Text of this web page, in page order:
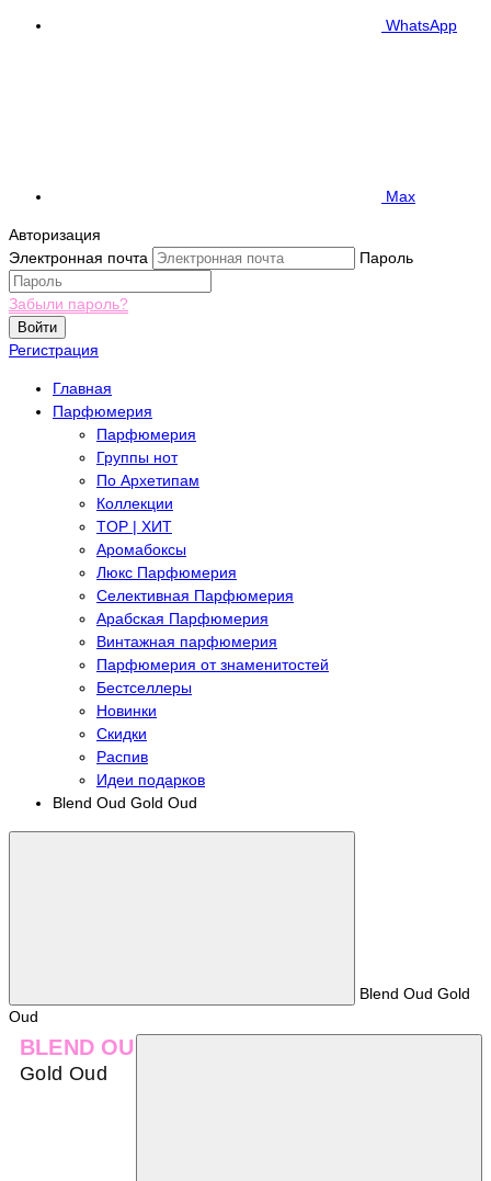
WhatsApp
Max
Авторизация
Электронная почта
Пароль
Забыли пароль?
Войти
Регистрация
Главная
Парфюмерия
Парфюмерия
Группы нот
По Архетипам
Коллекции
TOP | ХИТ
Аромабоксы
Люкс Парфюмерия
Селективная Парфюмерия
Арабская Парфюмерия
Винтажная парфюмерия
Парфюмерия от знаменитостей
Бестселлеры
Новинки
Скидки
Распив
Идеи подарков
Blend Oud Gold Oud
Blend Oud Gold
Oud
BLEND OUD
Gold Oud